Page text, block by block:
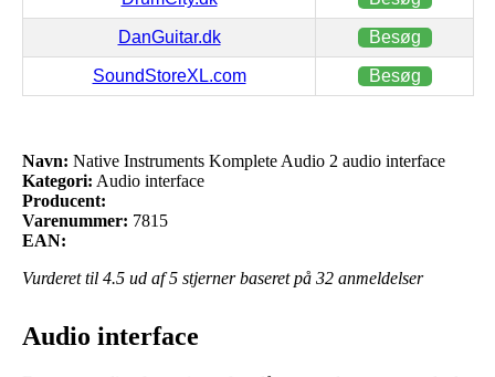
DanGuitar.dk Besøg
SoundStoreXL.com Besøg
Navn: Native Instruments Komplete Audio 2 audio interface
Kategori: Audio interface
Producent:
Varenummer: 7815
EAN:
Vurderet til 4.5 ud af 5 stjerner baseret på 32 anmeldelser
Audio interface